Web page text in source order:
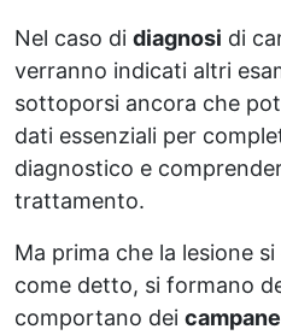
Nel caso di diagnosi di
verranno indicati altri
sottoporsi ancora che
dati essenziali per
diagnostico e
trattamento.
Ma prima che la lesione
come detto, si formano
comportano dei